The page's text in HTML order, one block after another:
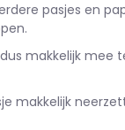
pasjes en
makkelijk mee
makkelijk